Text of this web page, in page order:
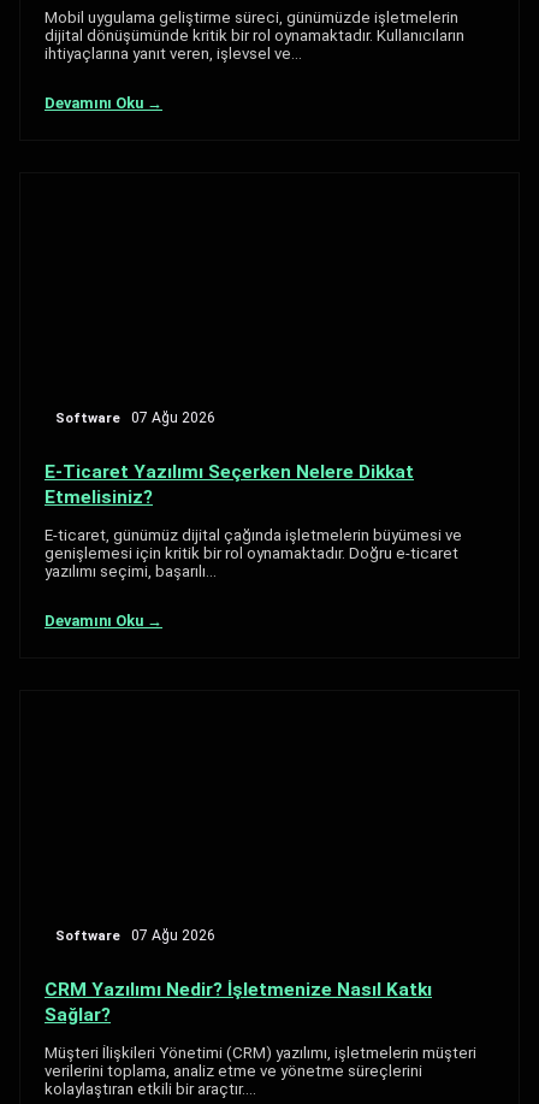
Mobil uygulama geliştirme süreci, günümüzde işletmelerin
dijital dönüşümünde kritik bir rol oynamaktadır. Kullanıcıların
ihtiyaçlarına yanıt veren, işlevsel ve…
Devamını Oku →
Software 07 Ağu 2026
E-Ticaret Yazılımı Seçerken Nelere Dikkat
Etmelisiniz?
E-ticaret, günümüz dijital çağında işletmelerin büyümesi ve
genişlemesi için kritik bir rol oynamaktadır. Doğru e-ticaret
yazılımı seçimi, başarılı…
Devamını Oku →
Software 07 Ağu 2026
CRM Yazılımı Nedir? İşletmenize Nasıl Katkı
Sağlar?
Müşteri İlişkileri Yönetimi (CRM) yazılımı, işletmelerin müşteri
verilerini toplama, analiz etme ve yönetme süreçlerini
kolaylaştıran etkili bir araçtır.…